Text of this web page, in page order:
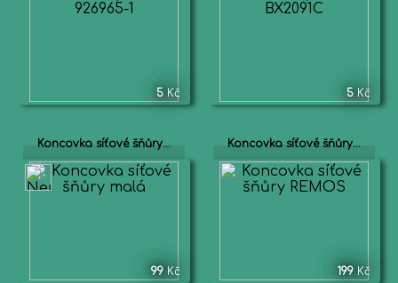
5 Kč 5 Kč
Koncovka síťové šňůry...
99 Kč
Koncovka síťové šňůry...
199 Kč